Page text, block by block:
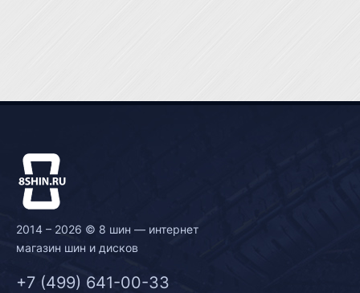
2014 – 2026 © 8 шин — интернет
магазин шин и дисков
+7 (499) 641-00-33